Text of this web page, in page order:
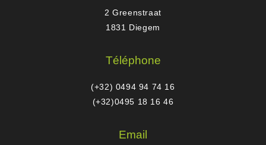
2 Greenstraat
1831 Diegem
Téléphone
(+32) 0494 94 74 16
(+32)0495 18 16 46
Email